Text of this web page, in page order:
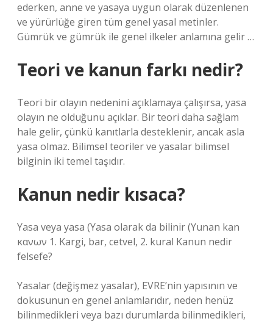
ederken, anne ve yasaya uygun olarak düzenlenen
ve yürürlüğe giren tüm genel yasal metinler.
Gümrük ve gümrük ile genel ilkeler anlamına gelir …
Teori ve kanun farkı nedir?
Teori bir olayın nedenini açıklamaya çalışırsa, yasa
olayın ne olduğunu açıklar. Bir teori daha sağlam
hale gelir, çünkü kanıtlarla desteklenir, ancak asla
yasa olmaz. Bilimsel teoriler ve yasalar bilimsel
bilginin iki temel taşıdır.
Kanun nedir kısaca?
Yasa veya yasa (Yasa olarak da bilinir (Yunan kan
κανων 1. Kargi, bar, cetvel, 2. kural Kanun nedir
felsefe?
Yasalar (değişmez yasalar), EVRE’nin yapısının ve
dokusunun en genel anlamlarıdır, neden henüz
bilinmedikleri veya bazı durumlarda bilinmedikleri,